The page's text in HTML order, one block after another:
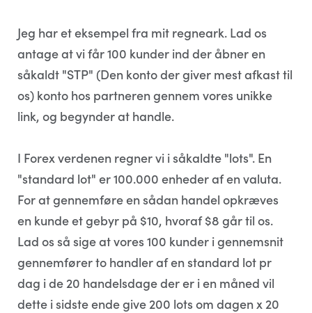
Jeg har et eksempel fra mit regneark. Lad os
antage at vi får 100 kunder ind der åbner en
såkaldt "STP" (Den konto der giver mest afkast til
os) konto hos partneren gennem vores unikke
link, og begynder at handle.
I Forex verdenen regner vi i såkaldte "lots". En
"standard lot" er 100.000 enheder af en valuta.
For at gennemføre en sådan handel opkræves
en kunde et gebyr på $10, hvoraf $8 går til os.
Lad os så sige at vores 100 kunder i gennemsnit
gennemfører to handler af en standard lot pr
dag i de 20 handelsdage der er i en måned vil
dette i sidste ende give 200 lots om dagen x 20